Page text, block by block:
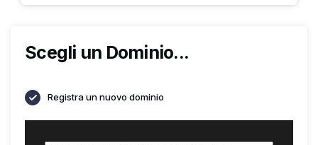
Scegli un Dominio...
Registra un nuovo dominio